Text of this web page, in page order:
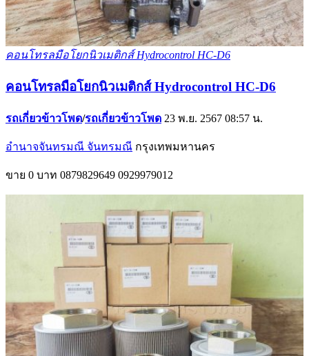
คอนโทรลมือโยกนิวเมติกส์ Hydrocontrol HC-D6
คอนโทรลมือโยกนิวเมติกส์ Hydrocontrol HC-D6
รถเกี่ยวข้าวโพด/รถเกี่ยวข้าวโพด 23 พ.ย. 2567 08:57 น.
อำนาจจันทรมณี จันทรมณี กรุงเทพมหานคร
ขาย 0 บาท 0879829649 0929979012